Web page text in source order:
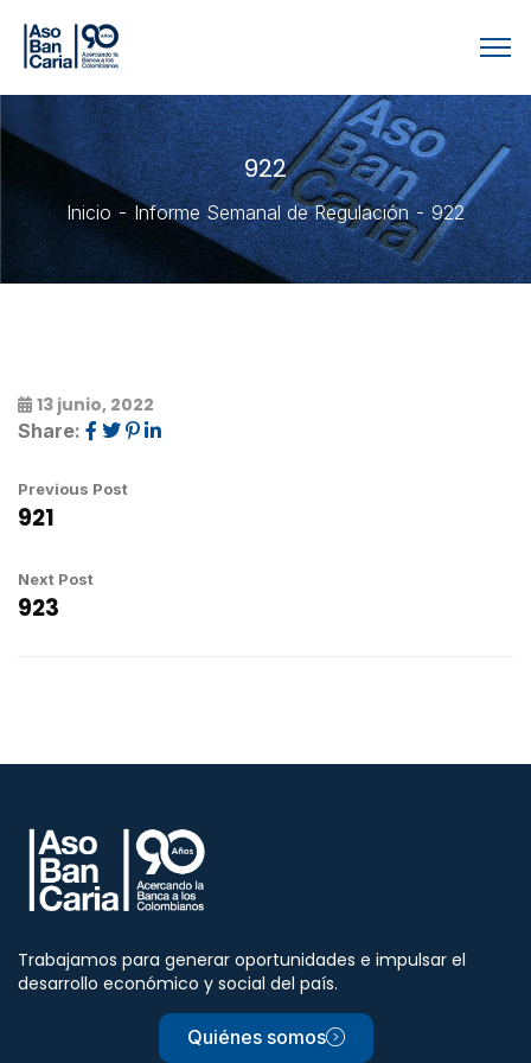
922
Inicio Informe Semanal de Regulación 922
13 junio, 2022
Share:
Previous Post
921
Next Post
923
Trabajamos para generar oportunidades e impulsar el
desarrollo económico y social del país.
Quiénes somos